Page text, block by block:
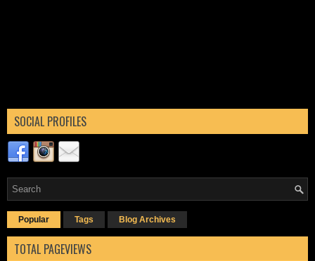
SOCIAL PROFILES
Popular Tags Blog Archives
TOTAL PAGEVIEWS